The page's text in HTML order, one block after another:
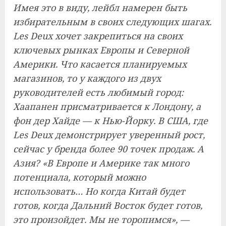
Имея это в виду, лейбл намерен быть
избирательным в своих следующих шагах.
Les Deux хочет закрепиться на своих
ключевых рынках Европы и Северной
Америки. Что касается планируемых
магазинов, то у каждого из двух
руководителей есть любимый город:
Хаапанен присматривается к Лондону, а
фон дер Хайде — к Нью-Йорку. В США, где
Les Deux демонстрирует уверенный рост,
сейчас у бренда более 90 точек продаж. А
Азия? «В Европе и Америке так много
потенциала, который можно
использовать… Но когда Китай будет
готов, когда Дальний Восток будет готов,
это произойдет. Мы не торопимся», —